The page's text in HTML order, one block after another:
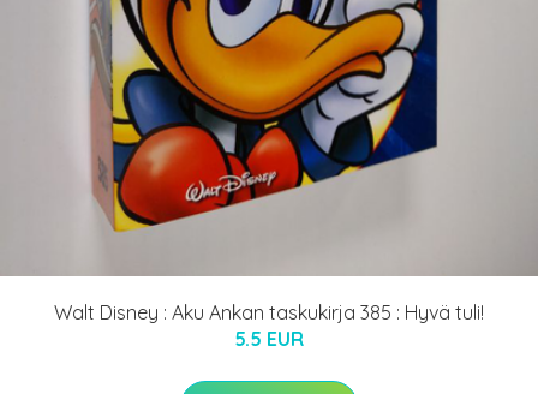
Walt Disney : Aku Ankan taskukirja 385 : Hyvä tuli!
5.5 EUR